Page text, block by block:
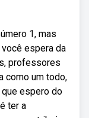
1, mas
você espera da
professores
como um todo,
espero do
ter a